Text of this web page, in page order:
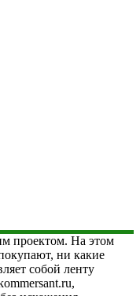
проектом. На этом
ни какие
собой ленту